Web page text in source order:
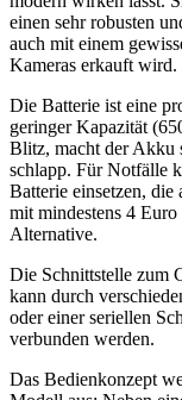
einen sehr robusten
auch mit einem
Kameras erkauft wird.
Die Batterie ist eine
geringer Kapazität
Blitz, macht der Akku
schlapp. Für Notfälle
Batterie einsetzen,
mit mindestens 4
Alternative.
Die Schnittstelle zum
kann durch
oder einer seriellen
verbunden werden.
Das Bedienkonzept